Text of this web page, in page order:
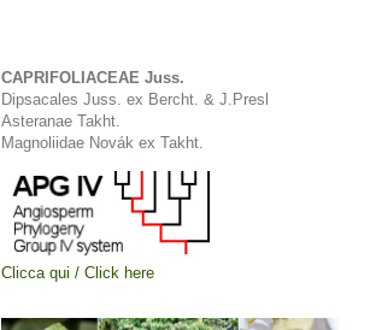
CAPRIFOLIACEAE Juss.
Dipsacales Juss. ex Bercht. & J.Presl
Asteranae Takht.
Magnoliidae Novák ex Takht.
Clicca qui / Click here